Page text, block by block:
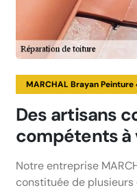
MARCHAL Brayan Peinture
Des artisans
compétents
Notre entreprise
constituée de